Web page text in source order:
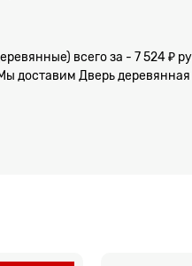
всего за - 7 524 ₽
доставим Дверь